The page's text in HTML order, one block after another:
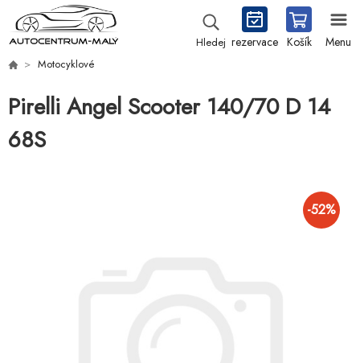
Hledej rezervace Košík Menu
Motocyklové
Pirelli Angel Scooter 140/70 D 14
68S
-52%